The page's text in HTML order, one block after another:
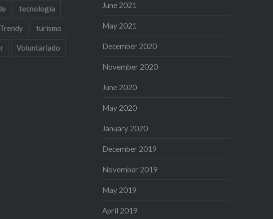
tecnologia
Trendy turismo
Voluntariado
June 2021
May 2021
December 2020
November 2020
June 2020
May 2020
January 2020
December 2019
November 2019
May 2019
April 2019